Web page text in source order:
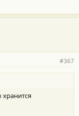
#367
хранится